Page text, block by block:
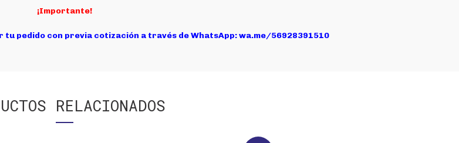
¡Importante!
pedido con previa cotización a través de WhatsApp:wa.me/56928391510
RELACIONADOS